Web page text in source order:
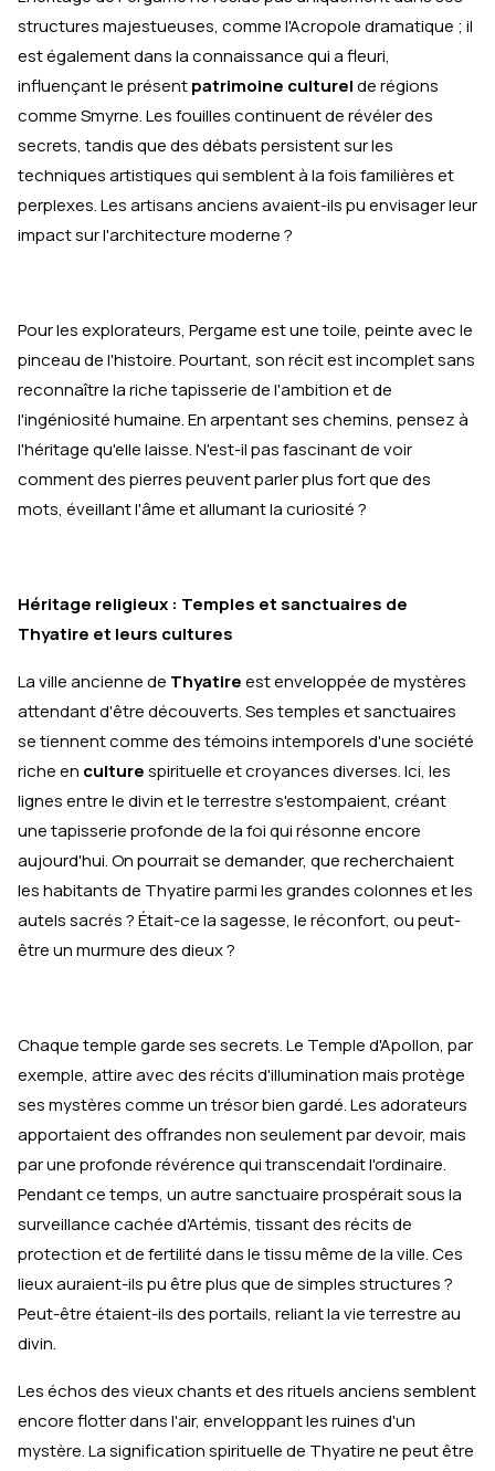
structures majestueuses, comme l'Acropole dramatique ; il
est également dans la connaissance qui a fleuri,
influençant le présentpatrimoine culturelde régions
comme Smyrne. Les fouilles continuent de révéler des
secrets, tandis que des débats persistent sur les
techniques artistiques qui semblent à la fois familières et
perplexes. Les artisans anciens avaient-ils pu envisager leur
impact sur l'architecture moderne ?
Pour les explorateurs, Pergame est une toile, peinte avec le
pinceau de l'histoire. Pourtant, son récit est incomplet sans
reconnaître la riche tapisserie de l'ambition et de
l'ingéniosité humaine. En arpentant ses chemins, pensez à
l'héritage qu'elle laisse. N'est-il pas fascinant de voir
comment des pierres peuvent parler plus fort que des
mots, éveillant l'âme et allumant la curiosité ?
Héritage religieux : Temples et sanctuaires de
Thyatire et leurs cultures
La ville ancienne de Thyatireest enveloppée de mystères
attendant d'être découverts. Ses temples et sanctuaires
se tiennent comme des témoins intemporels d'une société
riche en culturespirituelle et croyances diverses. Ici, les
lignes entre le divin et le terrestre s'estompaient, créant
une tapisserie profonde de la foi qui résonne encore
aujourd'hui. On pourrait se demander, que recherchaient
les habitants de Thyatire parmi les grandes colonnes et les
autels sacrés ? Était-ce la sagesse, le réconfort, ou peut-
être un murmure des dieux ?
Chaque temple garde ses secrets. Le Temple d'Apollon, par
exemple, attire avec des récits d'illumination mais protège
ses mystères comme un trésor bien gardé. Les adorateurs
apportaient des offrandes non seulement par devoir, mais
par une profonde révérence qui transcendait l'ordinaire.
Pendant ce temps, un autre sanctuaire prospérait sous la
surveillance cachée d'Artémis, tissant des récits de
protection et de fertilité dans le tissu même de la ville. Ces
lieux auraient-ils pu être plus que de simples structures ?
Peut-être étaient-ils des portails, reliant la vie terrestre au
divin.
Les échos des vieux chants et des rituels anciens semblent
encore flotter dans l'air, enveloppant les ruines d'un
mystère. La signification spirituelle de Thyatire ne peut être